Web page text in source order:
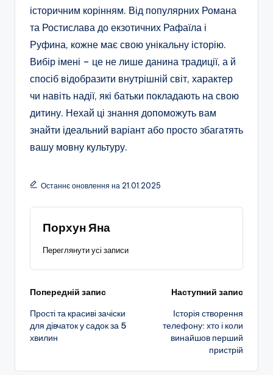
історичним корінням. Від популярних Романа
та Ростислава до екзотичних Рафаїла і
Руфина, кожне має свою унікальну історію.
Вибір імені – це не лише данина традиції, а й
спосіб відобразити внутрішній світ, характер
чи навіть надії, які батьки покладають на свою
дитину. Нехай ці знання допоможуть вам
знайти ідеальний варіант або просто збагатять
вашу мовну культуру.
Останнє оновлення на 21.01.2025
Порхун Яна
Переглянути усі записи
Навігація
по
запису
Попередній запис
Прості та красиві зачіски
для дівчаток у садок за 5
хвилин
Наступний запис
Історія створення
телефону: хто і коли
винайшов перший
пристрій